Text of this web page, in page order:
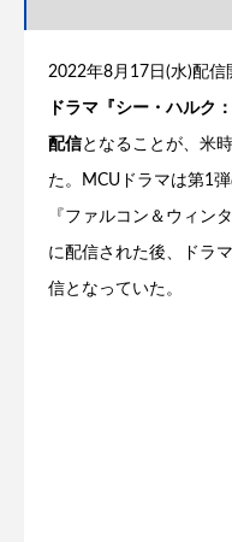
2022年8月17日(水)配信
ドラマ『シー・ハルク
配信となることが、米
た。MCUドラマは第1
『ファルコン＆ウィン
に配信された後、ドラ
信となっていた。